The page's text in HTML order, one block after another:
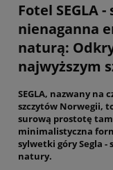
Fotel SEGLA
nienaganna
naturą:
najwyższym
SEGLA, nazwany na
szczytów Norwegii,
surową prostotę
minimalistyczna
sylwetki góry Segla
natury.